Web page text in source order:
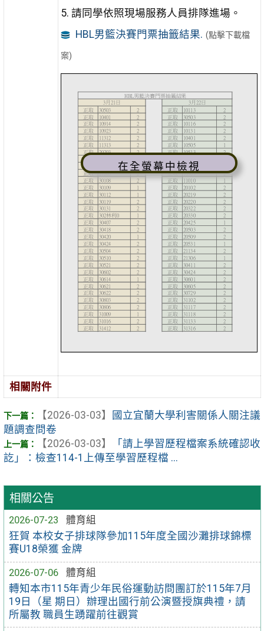
相關公告
2026-07-23
體育組
狂賀 本校女子排球隊參加115年度全國沙灘排球錦標
賽U18榮獲 金牌
2026-07-06
體育組
轉知本市115年青少年民俗運動訪問團訂於115年7月
19日（星 期日）辦理出國行前公演暨授旗典禮，請
所屬教 職員生踴躍前往觀賞
5. 請同學依照現場服務人員排隊進場。
HBL男籃決賽門票抽籤結果. (點擊下載檔
案)
在全螢幕中檢視
相關附件
【2026-03-03】
國立宜蘭大學利害關係人關注議
題調查問卷
【2026-03-03】
「請上學習歷程檔案系統確認收
訖」：檢查114-1上傳至學習歷程檔 ...